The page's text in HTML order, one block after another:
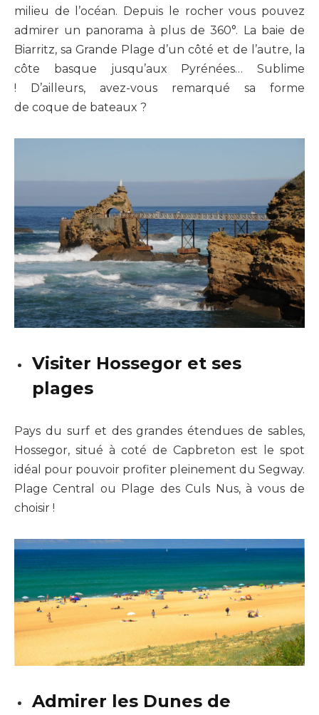
milieu de l’océan. Depuis le rocher vous pouvez
admirer un panorama à plus de 360°. La baie de
Biarritz, sa Grande Plage d’un côté et de l’autre, la
côte basque jusqu’aux Pyrénées… Sublime
! D’ailleurs, avez-vous remarqué sa forme
de coque de bateaux ?
Visiter Hossegor et ses
plages
Pays du surf et des grandes étendues de sables,
Hossegor, situé à coté de Capbreton est le spot
idéal pour pouvoir profiter pleinement du Segway.
Plage Central ou Plage des Culs Nus, à vous de
choisir !
Admirer les Dunes de